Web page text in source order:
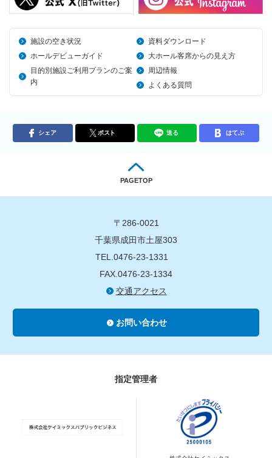
施設の空き状況
資料ダウンロード
ホールデビューガイド
大ホール客席からの見え方
目的別施設ご利用プランのご案
内
周辺情報
よくある質問
シェア ポスト 送る はてぶ
PAGETOP
〒286-0021
千葉県成田市土屋303
TEL.0476-23-1331
FAX.0476-23-1334
交通アクセス
お問い合わせ
指定管理者